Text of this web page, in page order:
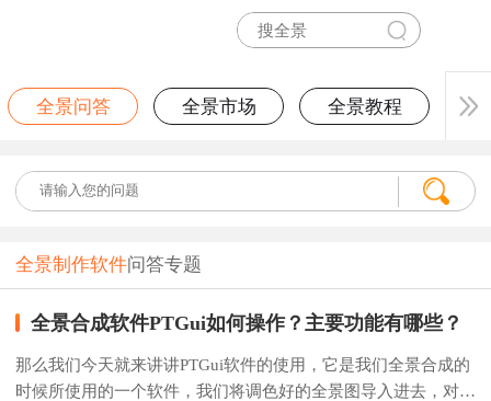
全景问答 全景市场 全景教程
全景制作软件问答专题
全景合成软件PTGui如何操作？主要功能有哪些？
那么我们今天就来讲讲PTGui软件的使用，它是我们全景合成的
时候所使用的一个软件，我们将调色好的全景图导入进去，对齐